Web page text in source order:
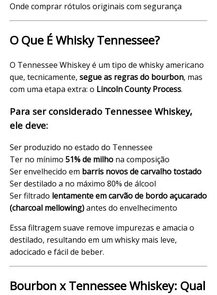
Onde comprar rótulos originais com segurança
O Que É Whisky Tennessee?
O Tennessee Whiskey é um tipo de whisky americano
que, tecnicamente, segue as regras do bourbon, mas
com uma etapa extra: o Lincoln County Process.
Para ser considerado Tennessee Whiskey,
ele deve:
Ser produzido no estado do Tennessee
Ter no mínimo 51% de milho na composição
Ser envelhecido em barris novos de carvalho tostado
Ser destilado a no máximo 80% de álcool
Ser filtrado lentamente em carvão de bordo açucarado
(charcoal mellowing)antes do envelhecimento
Essa filtragem suave remove impurezas e amacia o
destilado, resultando em um whisky mais leve,
adocicado e fácil de beber.
Bourbon x Tennessee Whiskey: Qual